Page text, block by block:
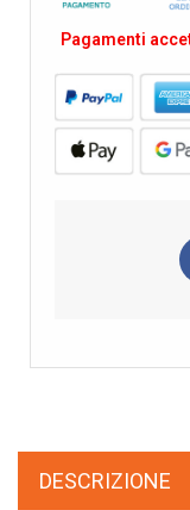
Pagamenti
DESCRIZIONE